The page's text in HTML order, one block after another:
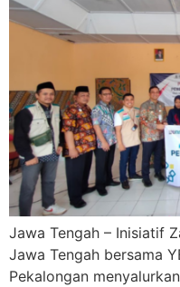
Jawa Tengah – Inisiatif
Jawa Tengah bersama
Pekalongan